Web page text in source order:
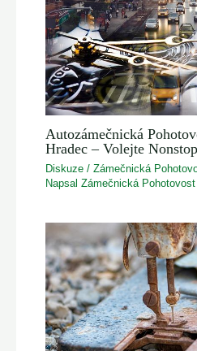
Autozámečnická
Hradec – Volejte Nonstop
Diskuze /Zámečnická
NapsalZámečnická Pohotovost